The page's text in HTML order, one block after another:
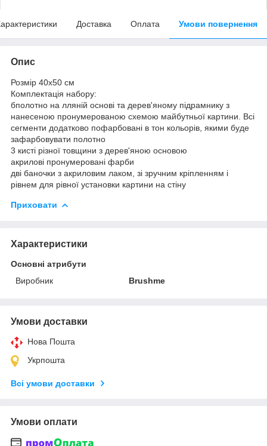
Доставка Оплата Умови повернення
Опис
Розмір 40x50 см
Комплектація набору:
бполотно на лляній основі та дерев'яному підрамнику з
нанесеною пронумерованою схемою майбутньої картини. Всі
сегменти додатково пофарбовані в тон кольорів, якими буде
зафарбовувати полотно
3 кисті різної товщини з дерев'яною основою
акрилові пронумеровані фарби
дві баночки з акриловим лаком, зі зручним кріпленням і
рівнем для рівної установки картини на стіну
Приховати
Характеристики
Основні атрибути
Виробник
Brushme
Умови доставки
Нова Пошта
Укрпошта
Всі умови доставки
Умови оплати